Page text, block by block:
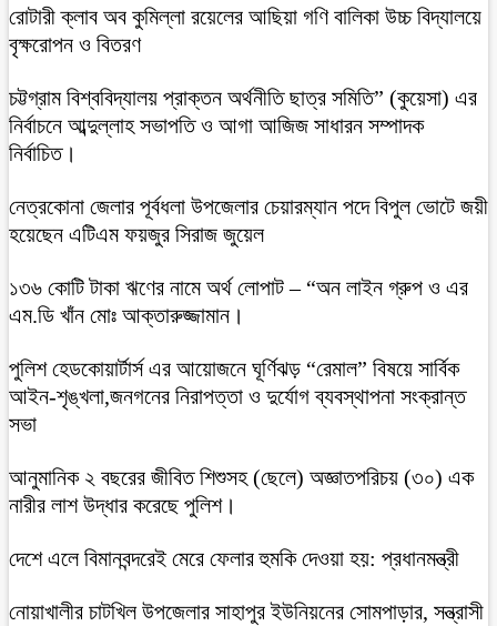
রোটারী ক্লাব অব কুমিল্লা রয়েলের আছিয়া গণি বালিকা উচ্চ বিদ্যালয়ে
বৃক্ষরোপন ও বিতরণ
চট্টগ্রাম বিশ্ববিদ্যালয় প্রাক্তন অর্থনীতি ছাত্র সমিতি” (কুয়েসা) এর
নির্বাচনে আব্দুল্লাহ সভাপতি ও আগা আজিজ সাধারন সম্পাদক
নির্বাচিত।
নেত্রকোনা জেলার পূর্বধলা উপজেলার চেয়ারম্যান পদে বিপুল ভোটে জয়ী
হয়েছেন এটিএম ফয়জুর সিরাজ জুয়েল
১৩৬ কোটি টাকা ঋণের নামে অর্থ লোপাট – “অন লাইন গ্রুপ ও এর
এম.ডি খাঁন মোঃ আক্তারুজ্জামান।
পুলিশ হেডকোয়ার্টার্স এর আয়োজনে ঘূর্ণিঝড় “রেমাল” বিষয়ে সার্বিক
আইন-শৃঙ্খলা,জনগনের নিরাপত্তা ও দুর্যোগ ব্যবস্থাপনা সংক্রান্ত
সভা
আনুমানিক ২ বছরের জীবিত শিশুসহ (ছেলে) অজ্ঞাতপরিচয় (৩০) এক
নারীর লাশ উদ্ধার করেছে পুলিশ।
দেশে এলে বিমানবন্দরেই মেরে ফেলার হুমকি দেওয়া হয়: প্রধানমন্ত্রী
নোয়াখালীর চাটখিল উপজেলার সাহাপুর ইউনিয়নের সোমপাড়ার, সন্ত্রাসী